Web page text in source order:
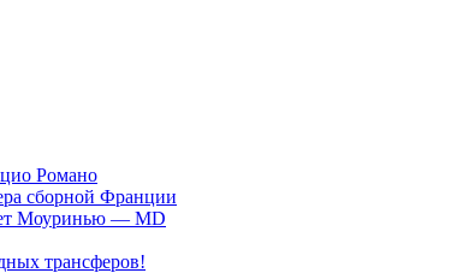
Романо
сборной Франции
Моуринью — MD
трансферов!